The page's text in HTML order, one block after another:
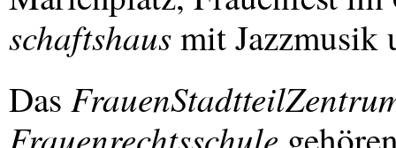
schaftshausmit Jazzmusik
Das